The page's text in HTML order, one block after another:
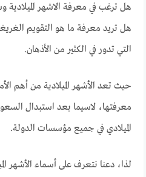
هل ترغب في معرفة الاشهر الميلادية
هل تريد معرفة ما هو التقويم
التي تدور في الكثير من الأذهان.
حيث تعد الأشهر الميلادية من أهم
معرفتها، لاسيما بعد استبدال
الميلادي في جميع مؤسسات الدولة.
لذا، دعنا نتعرف على أسماء الأشهر